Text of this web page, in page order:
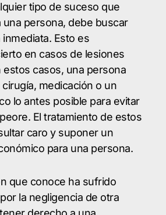
tipo de suceso que
una persona, debe buscar
Esto es
en casos de lesiones
estos casos, una persona
medicación o un
lo antes posible para evitar
El tratamiento de estos
caro y suponer un
para una persona.
que conoce ha sufrido
la negligencia de otra